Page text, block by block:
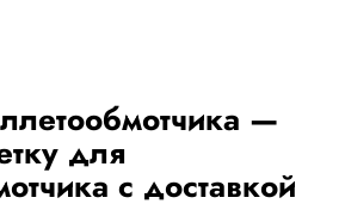
—
для
с доставкой